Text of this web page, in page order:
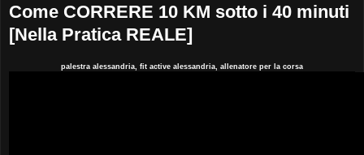
Come CORRERE 10 KM sotto i 40 minuti
[Nella Pratica REALE]
palestra alessandria, fit active alessandria, allenatore per la corsa